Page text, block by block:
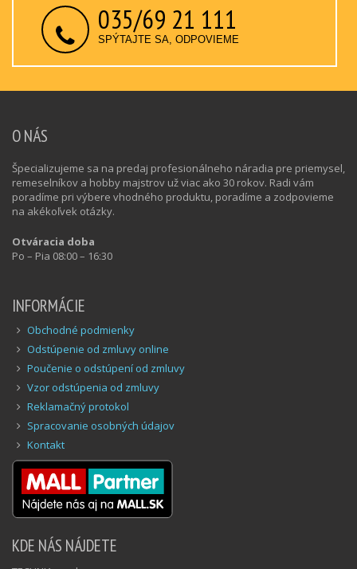
035/69 21 111
SPÝTAJTE SA, ODPOVIEME
O NÁS
Špecializujeme sa na predaj profesionálneho náradia pre priemysel,
remeselníkov a hobby majstrov už viac ako 30 rokov. Radi vám
poradíme pri výbere vhodného produktu, poradíme a zodpovieme
na akékoľvek otázky.
Otváracia doba
Po – Pia 08:00 – 16:30
INFORMÁCIE
Obchodné podmienky
Odstúpenie od zmluvy online
Poučenie o odstúpení od zmluvy
Vzor odstúpenia od zmluvy
Reklamačný protokol
Spracovanie osobných údajov
Kontakt
KDE NÁS NÁJDETE